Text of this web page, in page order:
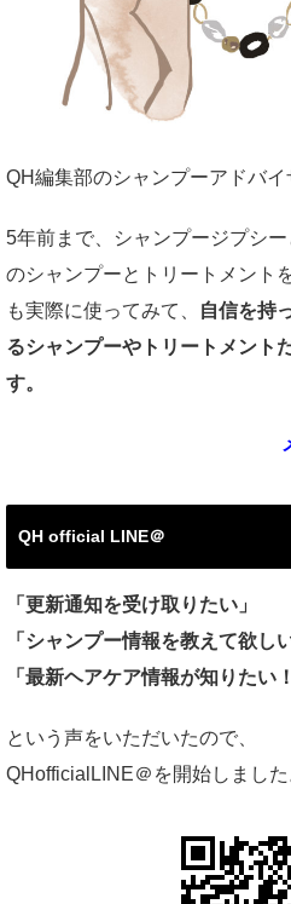
QH編集部のシャンプーアドバイ
5年前まで、シャンプージプシ
のシャンプーとトリートメント
も実際に使ってみて、
自信を持
るシャンプーやトリートメント
す。
QH official LINE＠
「更新通知を受け取りたい」
「シャンプー情報を教えて欲しい
「最新ヘアケア情報が知りたい！
という声をいただいたので、
QHofficialLINE＠を開始しました